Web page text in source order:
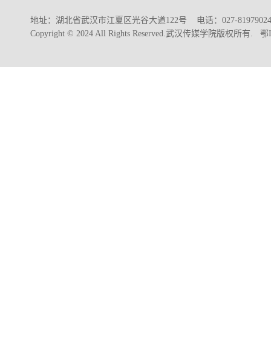
地址：湖北省武汉市江夏区光谷大道122号 电话：027-81979024
Copyright © 2024 All Rights Reserved.武汉传媒学院版权所有. 鄂